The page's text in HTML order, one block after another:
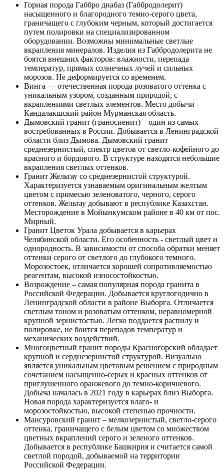
Горная порода Габбро диабаз (Габбродолерит)
насыщенного и благородного темно-серого цвета,
граничащего с глубоким черным, который достигается
путем полировки на специализированном
оборудовании. Возможны минимальные светлые
вкрапления минералов. Изделия из Габбродолерита не
боятся внешних факторов: влажности, перепада
температур, прямых солнечных лучей и сильных
морозов. Не деформируется со временем.
Винга — отечественная порода розоватого оттенка с
уникальным узором, созданным природой, с
вкраплениями светлых элементов. Место добычи -
Кандалакшский район Мурманская область.
Дымовский гранит (граносиенит) – один из самых
востребованных в России. Добывается в Ленинградской
области близ Дымова. Дымовский гранит
среднезернистый, спектр цветов от светло-кофейного до
красного и бордового. В структуре находятся небольшие
вкрапления светлых оттенков.
Гранит Жельтау со среднезернистой структурой.
Характеризуется узнаваемым оригинальным желтым
цветом с примесью зеленоватого, черного, серого
оттенков. Жельтау добывают в республике Казахстан.
Месторождение в Мойынкумском районе в 40 км от пос.
Мирный.
Гранит Цветок Урала добывается в карьерах
Челябинской области. Его особенность - светлый цвет и
однородность. В зависимости от способа обратки меняет
оттенки серого от светлого до глубокого темного.
Морозостоек, отличается хорошей сопротивляемостью
реагентам, высокой износостойкостью.
Возрождение – самая популярная порода гранита в
Российской Федерации. Добывается круглогодично в
Ленинградской области в районе Выборга. Отличается
светлым тоном и розоватым оттенком, неравномерной
крупной зернистостью. Легко поддается распилу и
полировке, не боится перепадов температур и
механических воздействий.
Многоцветный гранит породы Красногорский обладает
крупной и серднезернистой структурой. Визуально
является уникальным цветовым решением с природным
сочетанием насыщенно-серых и красных оттенков от
приглушенного оранжевого до темно-коричневого.
Добыча началась в 2021 году в карьерах близ Выборга.
Новая порода характеризуется влаго- и
морозостойкостью, высокой степенью прочности.
Мансуровский гранит – мелкозернистый, светло-серого
оттенка, граничащего с белым цветом со множеством
цветных вкраплений серого и зеленого оттенков.
Добывается в республике Башкирия и считается самой
светлой породой, добываемой на территории
Российской Федерации.